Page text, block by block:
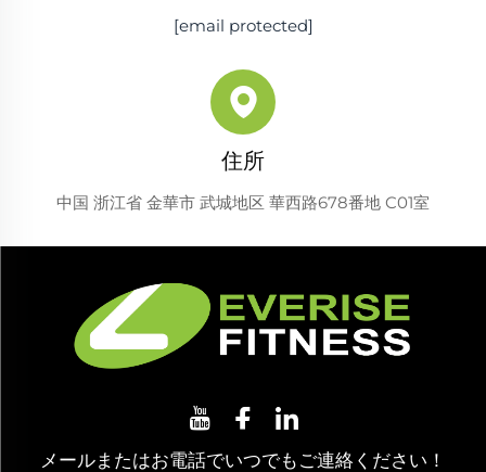
[email protected]
住所
中国 浙江省 金華市 武城地区 華西路678番地 C01室
メールまたはお電話でいつでもご連絡ください！